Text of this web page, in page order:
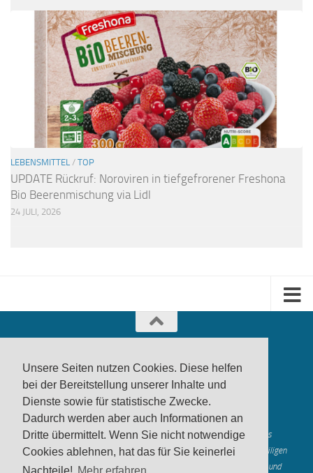
Unsere Seiten nutzen Cookies. Diese helfen
bei der Bereitstellung unserer Inhalte und
Dienste sowie für statistische Zwecke.
Dadurch werden aber auch Informationen an
Dritte übermittelt. Wenn Sie nicht notwendige
Cookies ablehnen, hat das für Sie keinerlei
LEBENSMITTEL / TOP
UPDATE Rückruf: Noroviren in tiefgefrorener Freshona
Bio Beerenmischung via Lidl
24 JULI, 2026
produktwarnung.eu - 2007-2026
Made in Gerstetten |Medienzentrum Gerstetten
Alle genannten Marken, Warenzeichen und Logos innerhalb dieses
Medienangebotes sind durch die Marken- und Urheberechte der jeweiligen
Rechteinhaber geschützt, und dienen lediglich der Berichterstattung und